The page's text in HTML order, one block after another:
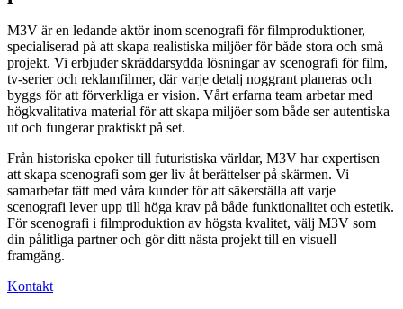
M3V är en ledande aktör inom scenografi för filmproduktioner,
specialiserad på att skapa realistiska miljöer för både stora och små
projekt. Vi erbjuder skräddarsydda lösningar av scenografi för film,
tv-serier och reklamfilmer, där varje detalj noggrant planeras och
byggs för att förverkliga er vision. Vårt erfarna team arbetar med
högkvalitativa material för att skapa miljöer som både ser autentiska
ut och fungerar praktiskt på set.
Från historiska epoker till futuristiska världar, M3V har expertisen
att skapa scenografi som ger liv åt berättelser på skärmen. Vi
samarbetar tätt med våra kunder för att säkerställa att varje
scenografi lever upp till höga krav på både funktionalitet och estetik.
För scenografi i filmproduktion av högsta kvalitet, välj M3V som
din pålitliga partner och gör ditt nästa projekt till en visuell
framgång.
Kontakt